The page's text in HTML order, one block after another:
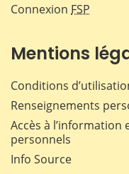
Connexion FSP
Mentions
Conditions
Renseignements
Accès à
personnels
Info Source